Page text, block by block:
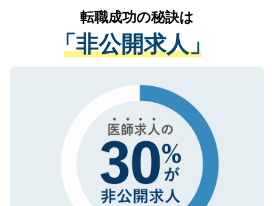
は、個人情報の取り扱いについての厳密な
管理基準を満たした事業者のみに付与され
る、プライバシーマークを取得済みです。
で、機密保持に関してもご安心ください。
かがいして、現在の医療機関の状況や紹介
経験をまじえながら、適切なアドバイスを
させていただきます。すぐにご転職をされ
ない方には、長期的なサポートが可能です
ので、まずはご登録ください。
転職成功の秘訣は
「非公開求人」